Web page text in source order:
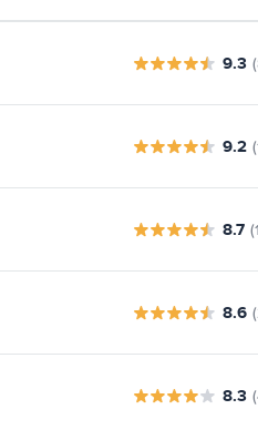
9.3
9.2
8.7
8.6
8.3